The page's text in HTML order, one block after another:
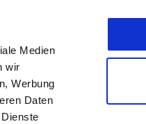
Medien
wir
Werbung
DatenGUTSCHEINE